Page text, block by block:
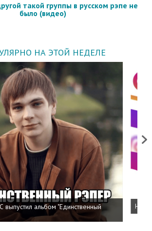
такой группы в русском рэпе не
было (видео)
НА ЭТОЙ НЕДЕЛЕ
выпустил альбом "Единственный
Next